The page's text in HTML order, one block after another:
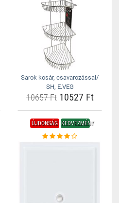
Sarok kosár, csavarozással/
SH, E.VEG
10657 Ft10527 Ft
ÚJDONSÁG KEDVEZMÉNY